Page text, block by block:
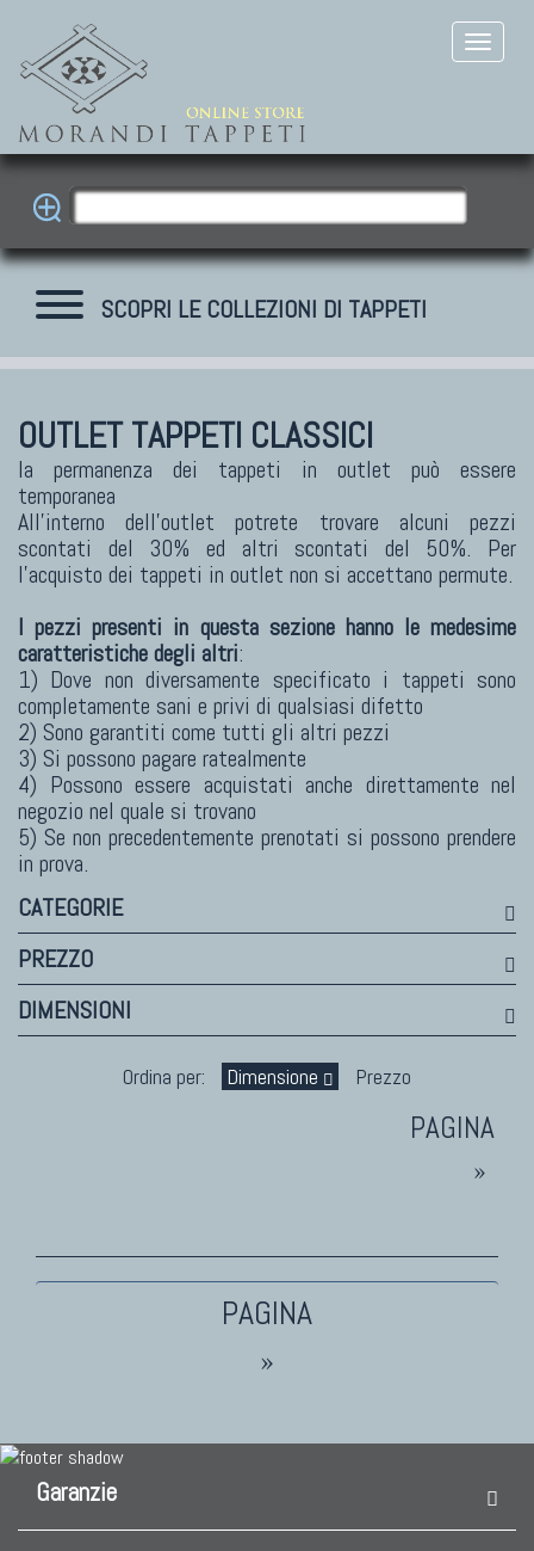
SCOPRI LE COLLEZIONI DI TAPPETI
TAPPETI MODERNI
Tibet Contemporanei
Himalayan
Bhadohi Moderni
Kala Laie
Tappeti Moderni Collezione Morandi
TAPPETI DI DESIGN D'ARTE
Marco Nereo Rotelli
Daniela Marchetti
Chuk Palu
Giorgio Palù
Fabio Morandi
Vito Catalano
TAPPETI PERSIANI
Collezione Agra
Collezione Zigler
OUTLET TAPPETI CLASSICI
la permanenza dei tappeti in outlet può essere
temporanea
All'interno dell'outlet potrete trovare alcuni pezzi
scontati del 30% ed altri scontati del 50%. Per
l'acquisto dei tappeti in outlet non si accettano permute.
I pezzi presenti in questa sezione hanno le medesime
caratteristiche degli altri:
1) Dove non diversamente specificato i tappeti sono
completamente sani e privi di qualsiasi difetto
2) Sono garantiti come tutti gli altri pezzi
3) Si possono pagare ratealmente
4) Possono essere acquistati anche direttamente nel
negozio nel quale si trovano
5) Se non precedentemente prenotati si possono prendere
in prova.
CATEGORIE
PREZZO
DIMENSIONI
Ordina per: Dimensione Prezzo
»
»
Garanzie